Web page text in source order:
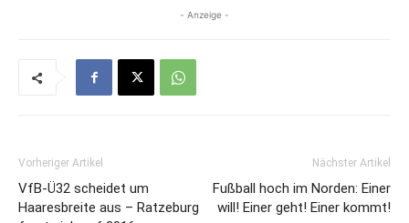
- Anzeige -
Vorheriger Artikel
VfB-Ü32 scheidet um
Haaresbreite aus – Ratzeburg
Nächster Artikel
Fußball hoch im Norden: Einer
will! Einer geht! Einer kommt!